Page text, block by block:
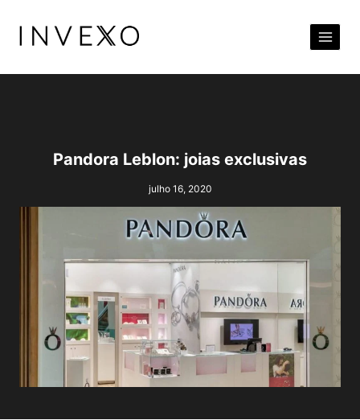
para
Conteúdo
Pandora Leblon: joias exclusivas
julho 16, 2020